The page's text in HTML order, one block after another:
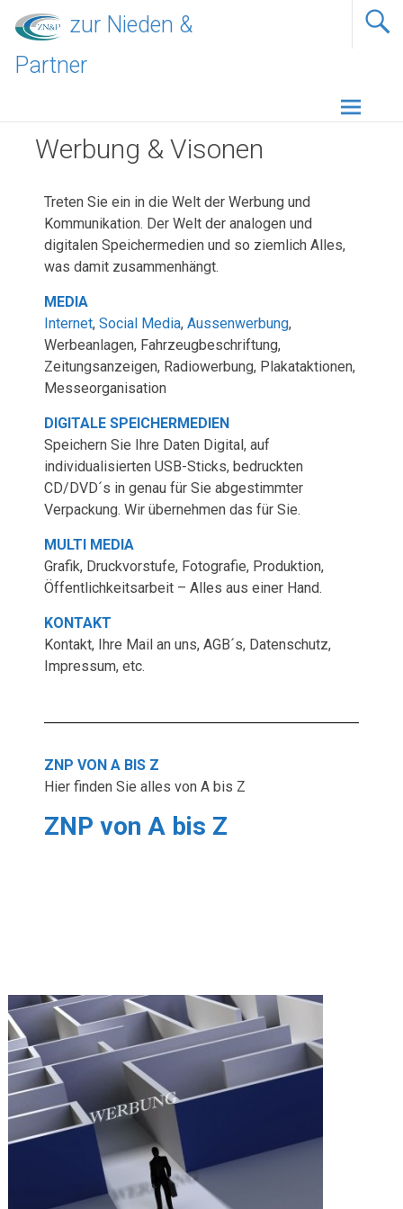
zur Nieden &
Partner
Werbung & Visonen
Treten Sie ein in die Welt der Werbung und
Kommunikation. Der Welt der analogen und
digitalen Speichermedien und so ziemlich Alles,
was damit zusammenhängt.
MEDIA
Internet, Social Media, Aussenwerbung,
Werbeanlagen, Fahrzeugbeschriftung,
Zeitungsanzeigen, Radiowerbung, Plakataktionen,
Messeorganisation
DIGITALE SPEICHERMEDIEN
Speichern Sie Ihre Daten Digital, auf
individualisierten USB-Sticks, bedruckten
CD/DVD´s in genau für Sie abgestimmter
Verpackung. Wir übernehmen das für Sie.
MULTI MEDIA
Grafik, Druckvorstufe, Fotografie, Produktion,
Öffentlichkeitsarbeit – Alles aus einer Hand.
KONTAKT
Kontakt, Ihre Mail an uns, AGB´s, Datenschutz,
Impressum, etc.
ZNP VON A BISZ
Hier finden Sie alles von A bis Z
ZNP von A bis Z